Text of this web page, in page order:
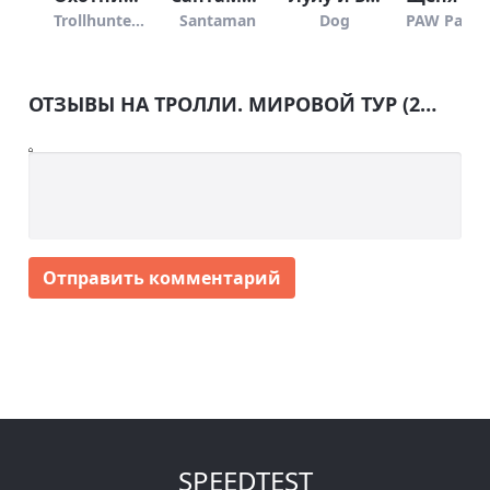
Trollhunters: Rise of the Titans Santaman Dog
ОТЗЫВЫ НА ТРОЛЛИ. МИРОВОЙ ТУР (2020)
Отправить комментарий
SPEEDTEST